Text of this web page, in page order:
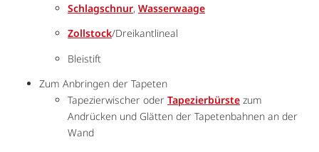
Schlagschnur, Wasserwaage
Zollstock/Dreikantlineal
Bleistift
Zum Anbringen der Tapeten
Tapezierwischer oder Tapezierbürste zum
Andrücken und Glätten der Tapetenbahnen an der
Wand